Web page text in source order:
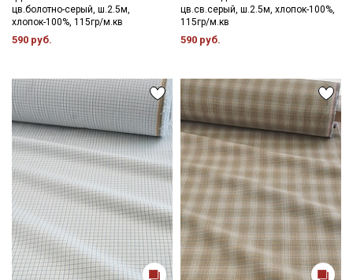
усадка до 7%.
Вареный хлопок идеально подходит для пошива постельного
белья и одежды для взрослых и детей. Изделия с каждой
Ткань натуральная дает усадку до 7%, перед пошивом
постирайте отрез при температуре дальнейших стирок, не
выше 40C, для исключения усадки ткани в готовом изделии.
Уход:
- стирка до 30-40C;
- противопоказано употребление отбеливателей;
- сушить в расправленном, подвешенном состоянии (не
пересушивать).
Цветопередача может отличаться от оригинального цвета
ткани в зависимости от настроек вашего монитора и в
зависимости от партии тон ткани может отличаться.
цв.болотно-серый, ш.2.5м,
хлопок-100%, 115гр/м.кв
590 руб.
цв.св.серый, ш.2.5м, хлопок-100%,
115гр/м.кв
590 руб.
Секретная рассылка от Купава
Мы публикуем здесь дополнительные
промокоды и скидки до 30% на узкие
категории тканей
Электронная почта